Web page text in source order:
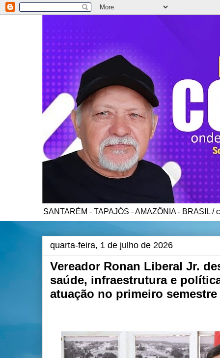
SANTARÉM - TAPAJÓS - AMAZÔNIA - BRASIL /
quarta-feira, 1 de julho de 2026
Vereador Ronan Liberal Jr.
saúde, infraestrutura e
atuação no primeiro